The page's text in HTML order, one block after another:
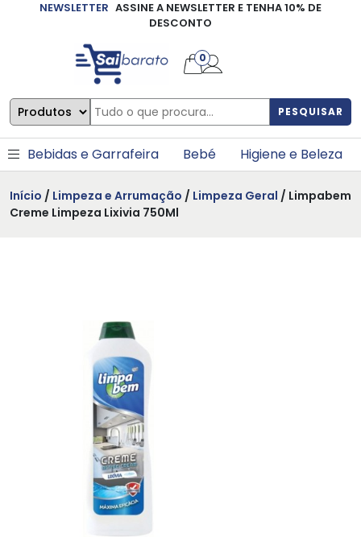
NEWSLETTER ASSINE A NEWSLETTER E TENHA 10% DE
DESCONTO
PESQUISAR
0
Bebidas e Garrafeira Bebé Higiene e Beleza
Início / Limpeza e Arrumação / Limpeza Geral / Limpabem
Creme Limpeza Lixivia 750Ml